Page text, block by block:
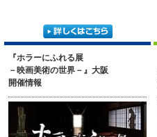
『ホラーにふれる展
－映画美術の世界－』大阪
開催情報